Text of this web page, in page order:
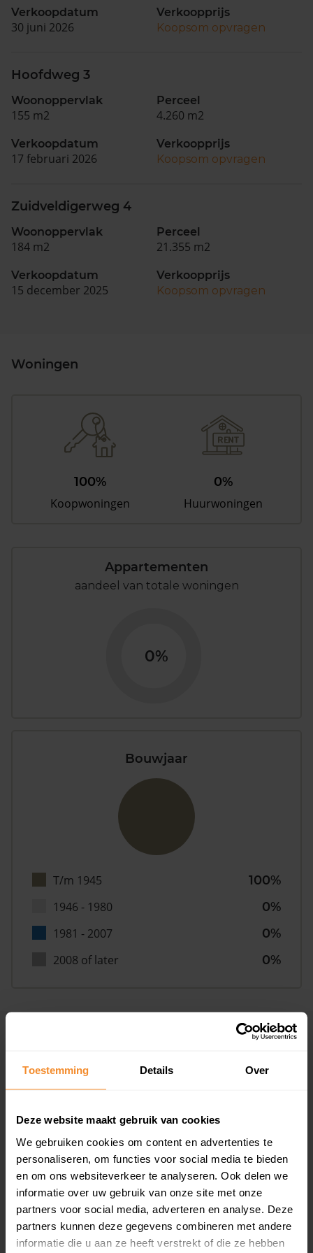
Toestemming Details Over
Deze website maakt gebruik van cookies
We gebruiken cookies om content en advertenties te
personaliseren, om functies voor social media te bieden
en om ons websiteverkeer te analyseren. Ook delen we
informatie over uw gebruik van onze site met onze
partners voor social media, adverteren en analyse. Deze
partners kunnen deze gegevens combineren met andere
informatie die u aan ze heeft verstrekt of die ze hebben
Verkoopdatum
30 juni 2026
Verkoopprijs
Koopsom opvragen
Hoofdweg 3
Woonoppervlak
155 m2
Perceel
4.260 m2
Verkoopdatum
17 februari 2026
Verkoopprijs
Koopsom opvragen
Zuidveldigerweg 4
Woonoppervlak
184 m2
Perceel
21.355 m2
Verkoopdatum
15 december 2025
Verkoopprijs
Koopsom opvragen
Woningen
100%
Koopwoningen
0%
Huurwoningen
Appartementen
aandeel van totale woningen
0%
Bouwjaar
T/m 1945
100%
1946 - 1980
0%
1981 - 2007
0%
2008 of later
0%
Eénpersoons
30%
Stel (geen kinderen)
36%